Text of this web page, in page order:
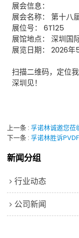
展会信息：
展会名称：​ 第十八
展位号：​ 6T125
展馆地点：​ 深圳国
展览日期：​ 2026年
扫描二维码，定位我
深圳见！
上一条 孚诺林诚邀您莅
下一条 孚诺林胜诉
新闻分组
行业动态
公司新闻